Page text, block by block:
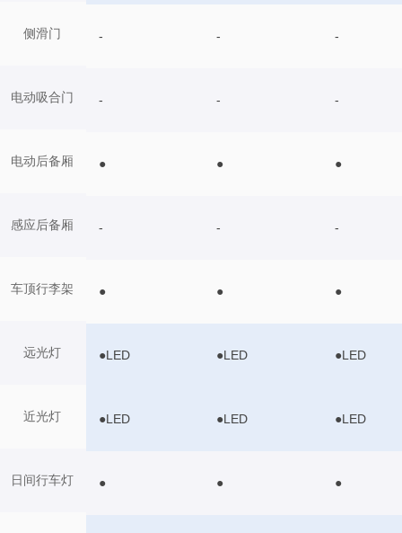
侧滑门
电动吸合门
电动后备厢
感应后备厢
车顶行李架
远光灯
近光灯
日间行车灯
- - -
- - -
● ● ●
- - -
● ● ●
●LED ●LED ●LED
●LED ●LED ●LED
● ● ●